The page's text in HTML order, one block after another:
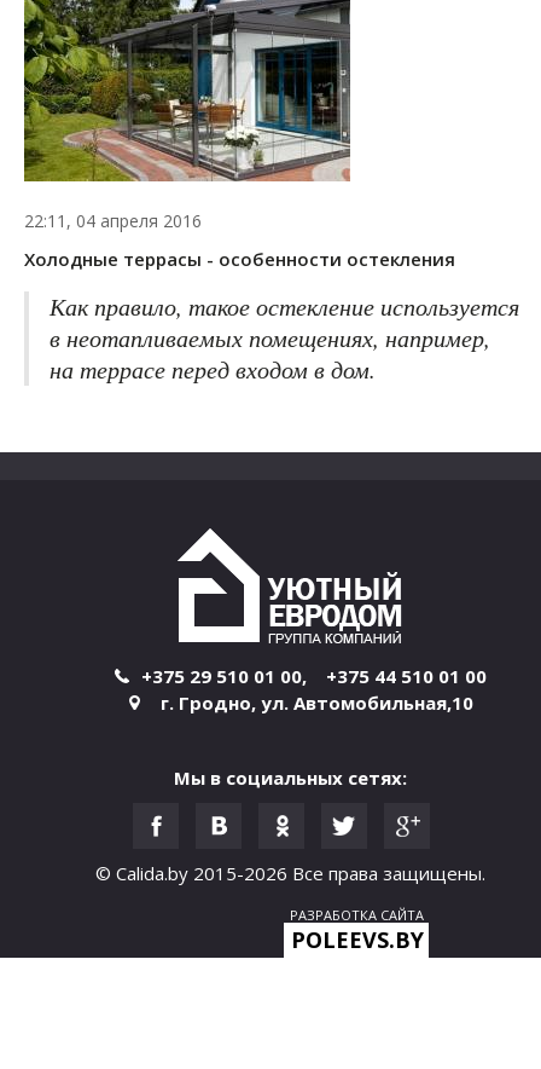
22:11, 04 апреля 2016
Холодные террасы - особенности остекления
Как правило, такое остекление используется
в неотапливаемых помещениях, например,
на террасе перед входом в дом.
+375 29 510 01 00, +375 44 510 01 00
г. Гродно, ул. Автомобильная,10
Мы в социальных сетях:
© Calida.by 2015-2026 Все права защищены.
РАЗРАБОТКА САЙТА
POLEEVS.BY